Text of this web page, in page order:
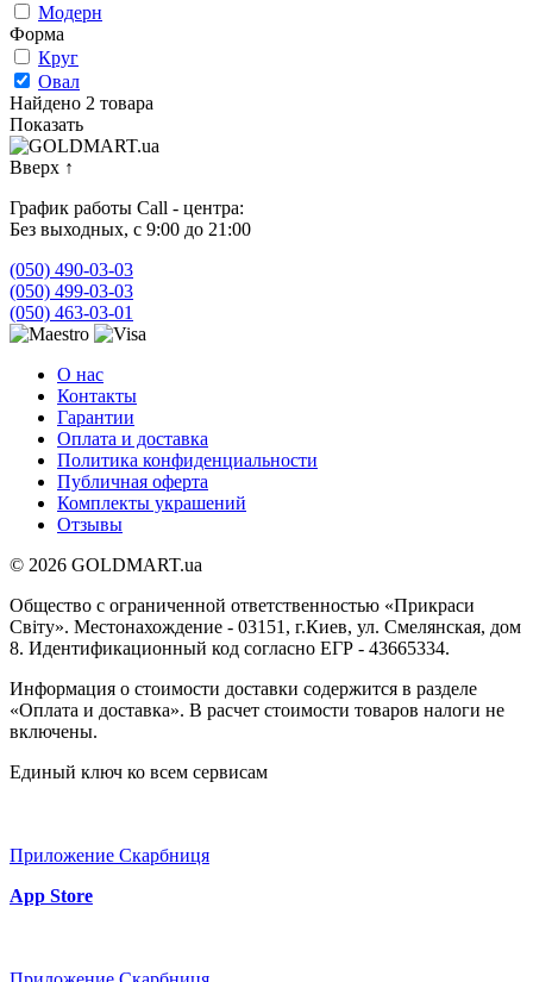
Модерн
Форма
Круг
Овал
Найдено 2 товара
Показать
Вверх ↑
График работы Call - центра:
Без выходных, с 9:00 до 21:00
(050) 490-03-03
(050) 499-03-03
(050) 463-03-01
О нас
Контакты
Гарантии
Оплата и доставка
Политика конфиденциальности
Публичная оферта
Комплекты украшений
Отзывы
© 2026 GOLDMART.ua
Общество с ограниченной ответственностью «Прикраси
Світу». Местонахождение - 03151, г.Киев, ул. Смелянская, дом
8. Идентификационный код согласно ЕГР - 43665334.
Информация о стоимости доставки содержится в разделе
«Оплата и доставка». В расчет стоимости товаров налоги не
включены.
Единый ключ ко всем сервисам
Приложение Скарбниця
App Store